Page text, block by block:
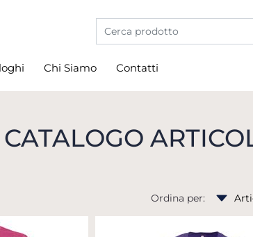
La modifica di un filtro
Chi Siamo Contatti
CATALOGO
Ordina per: